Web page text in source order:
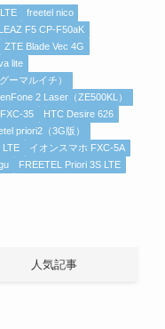
freetel nico
F5 CP-F50aK
ZTE Blade Vec 4G
lite
ーマルイチ）
2 Laser（ZE500KL）
35
HTC Desire 626
priori2（3G版）
LTE
イオンスマホ FXC-5A
FREETEL Priori 3S LTE
人気記事